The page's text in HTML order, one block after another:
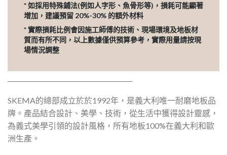
* 如採用特殊鋪法(例如人字形、魚骨形等)，損耗可能顯著
增加，建議預留 20%-30% 的額外材料
* 實際損耗比例會因施工師傅的技術、現場環境及地板材
質而有所不同，以上數據僅供預算參考，實際用量請按現
場情況調整
SKEMA的總部成立於於1992年，是義大利唯一耐磨地板品
牌。產品結合設計、美學、技術，從生活中獲得設計靈感，
為義式美學引領的設計風格，所有地板100%在義大利和歐
洲生產。